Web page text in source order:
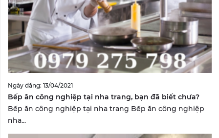
Ngày đăng: 13/04/2021
Bếp ăn công nghiệp tại nha trang, bạn đã biết chưa?
Bếp ăn công nghiệp tại nha trang Bếp ăn công nghiệp
nha...